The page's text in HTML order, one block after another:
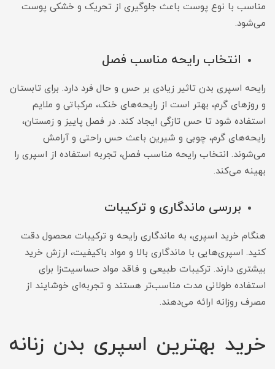
مناسب با نوع پوست باعث جلوگیری از تحریک و خشکی پوست
می‌شود.
انتخاب رایحه مناسب فصل
رایحه اسپری بدن تاثیر زیادی بر حس و حال فرد دارد. برای تابستان
و روزهای گرم، بهتر است از رایحه‌های خنک، مرکباتی و ملایم
استفاده شود تا حس تازگی ایجاد کند. در فصل پاییز و زمستان،
رایحه‌های گرم، چوبی و شیرین باعث حس راحتی و آرامش
می‌شوند. انتخاب رایحه مناسب فصل، تجربه استفاده از اسپری را
بهینه می‌کند.
بررسی ماندگاری و ترکیبات
هنگام خرید اسپری، به ماندگاری رایحه و ترکیبات محصول دقت
کنید. اسپری‌هایی با ماندگاری بالا و مواد باکیفیت، ارزش خرید
بیشتری دارند. ترکیبات طبیعی و فاقد مواد حساسیت‌زا برای
استفاده طولانی مدت مناسب‌تر هستند و تجربه‌ای خوشایند از
مصرف روزانه ارائه می‌دهند.
خرید بهترین اسپری بدن زنانه